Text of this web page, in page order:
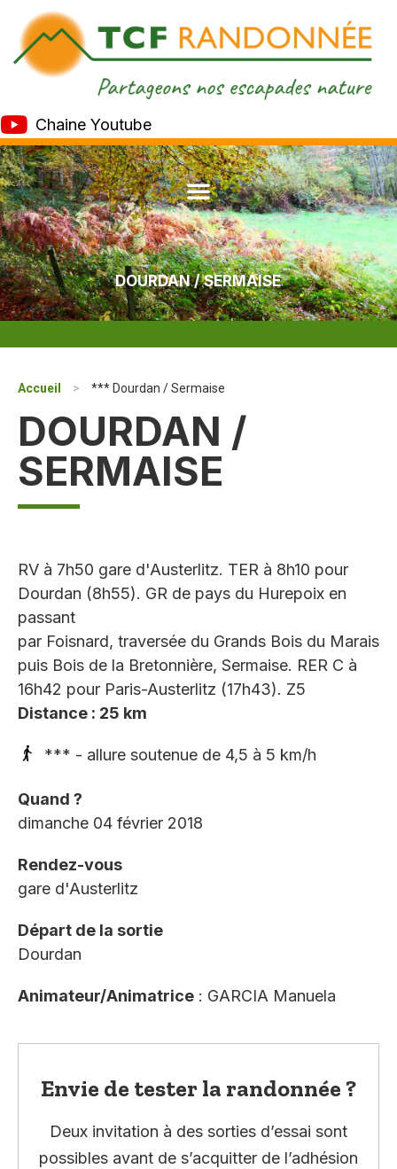
Chaine Youtube
DOURDAN / SERMAISE
Accueil > *** Dourdan / Sermaise
DOURDAN /
SERMAISE
RV à 7h50 gare d'Austerlitz. TER à 8h10 pour
Dourdan (8h55). GR de pays du Hurepoix en
passant
par Foisnard, traversée du Grands Bois du Marais
puis Bois de la Bretonnière, Sermaise. RER C à
16h42 pour Paris-Austerlitz (17h43). Z5
Distance : 25 km
*** - allure soutenue de 4,5 à 5 km/h
Quand ?
dimanche 04 février 2018
Rendez-vous
gare d'Austerlitz
Départ de la sortie
Dourdan
Animateur/Animatrice : GARCIA Manuela
Envie de tester la randonnée ?
Deux invitation à des sorties d’essai sont
possibles avant de s’acquitter de l’adhésion